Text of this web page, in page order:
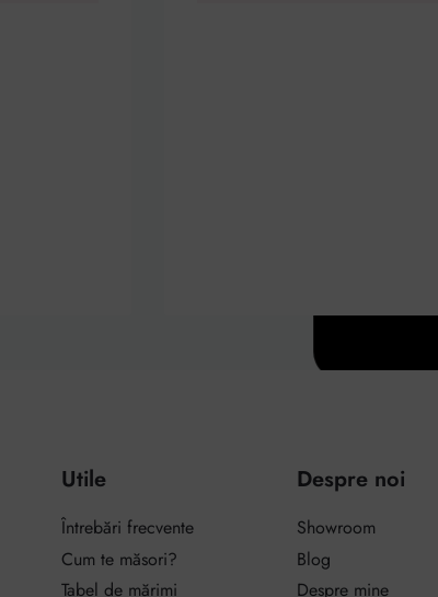
Utile
Întrebări frecvente
Cum te măsori?
Tabel de mărimi
Despre noi
Showroom
Blog
Despre mine